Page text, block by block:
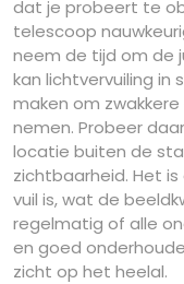
dat je probeert te
telescoop
neem de tijd om de
kan lichtvervuiling in
maken om
nemen. Probeer
locatie buiten de
zichtbaarheid. Het
vuil is, wat de
regelmatig of alle
en goed
zicht op het heelal.